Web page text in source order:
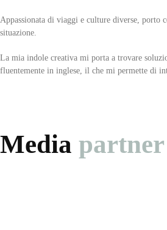
Appassionata di viaggi e culture diverse, porto
situazione.
La mia indole creativa mi porta a trovare
fluentemente in inglese, il che mi permette di
Media partner